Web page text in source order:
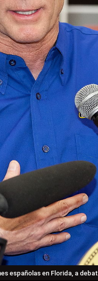
españolas en Florida, a